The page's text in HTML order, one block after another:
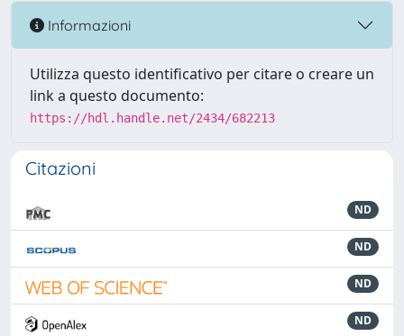
Informazioni
Utilizza questo identificativo per citare o creare un
link a questo documento:
https://hdl.handle.net/2434/682213
Citazioni
ND
ND
ND
ND